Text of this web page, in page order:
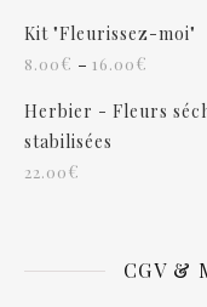
Kit "Fleurissez-moi"
8.00€ – 16.00€
Herbier - Fleurs
stabilisées
22.00€
CGV &